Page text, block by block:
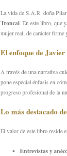
La vida de S.A.R. doña
Troncal. En este libro, que
mujer real, de carácter firme
El enfoque de
A través de una narrativa
pone especial énfasis en
progreso profesional de la
Lo más destacado
El valor de este libro reside
Entrevistas y